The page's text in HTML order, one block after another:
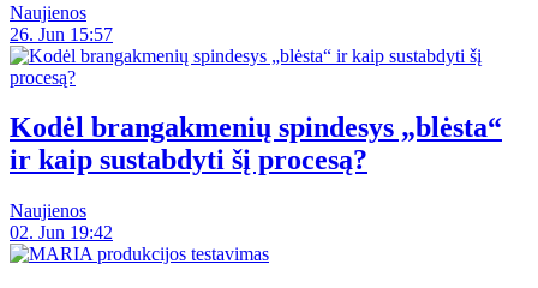
Naujienos
26. Jun 15:57
Kodėl brangakmenių spindesys „blėsta“
ir kaip sustabdyti šį procesą?
Naujienos
02. Jun 19:42